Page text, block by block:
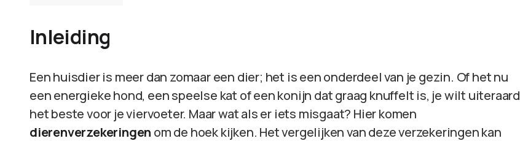
Inleiding
Een huisdier is meer dan zomaar een dier; het is een onderdeel van je gezin. Of het nu
een energieke hond, een speelse kat of een konijn dat graag knuffelt is, je wilt uiteraard
het beste voor je viervoeter. Maar wat als er iets misgaat? Hier komen
dierenverzekeringen om de hoek kijken. Het vergelijken van deze verzekeringen kan